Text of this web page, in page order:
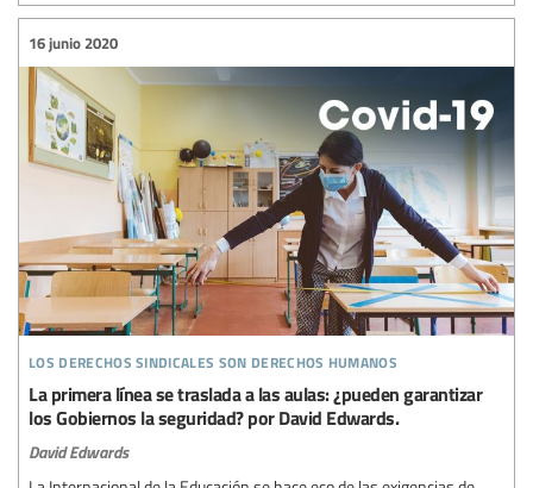
los derechos sindicales son derechos humanos
16 junio 2020
La primera línea se traslada a las aulas: ¿pueden garantizar
los Gobiernos la seguridad? por David Edwards.
David Edwards